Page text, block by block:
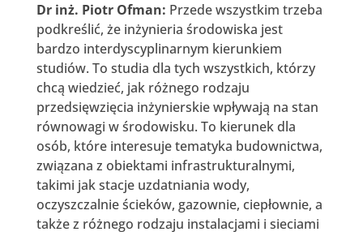
Dr inż. Piotr Ofman: Przede wszystkim trzeba
podkreślić, że inżynieria środowiska jest
bardzo interdyscyplinarnym kierunkiem
studiów. To studia dla tych wszystkich, którzy
chcą wiedzieć, jak różnego rodzaju
przedsięwzięcia inżynierskie wpływają na stan
równowagi w środowisku. To kierunek dla
osób, które interesuje tematyka budownictwa,
związana z obiektami infrastrukturalnymi,
takimi jak stacje uzdatniania wody,
oczyszczalnie ścieków, gazownie, ciepłownie, a
także z różnego rodzaju instalacjami i sieciami